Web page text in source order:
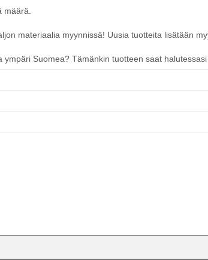
määrä.
materiaalia myynnissä! Uusia tuotteita lisätään
Suomea? Tämänkin tuotteen saat